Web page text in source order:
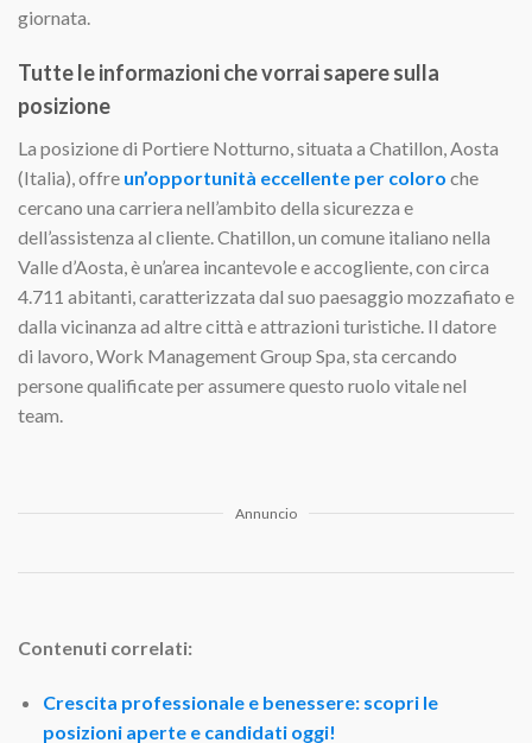
giornata.
Tutte le informazioni che vorrai sapere sulla
posizione
La posizione di Portiere Notturno, situata a Chatillon, Aosta
(Italia), offre un’opportunità eccellente per coloro che
cercano una carriera nell’ambito della sicurezza e
dell’assistenza al cliente. Chatillon, un comune italiano nella
Valle d’Aosta, è un’area incantevole e accogliente, con circa
4.711 abitanti, caratterizzata dal suo paesaggio mozzafiato e
dalla vicinanza ad altre città e attrazioni turistiche. Il datore
di lavoro, Work Management Group Spa, sta cercando
persone qualificate per assumere questo ruolo vitale nel
team.
Annuncio
Contenuti correlati:
Crescita professionale e benessere: scopri le
posizioni aperte e candidati oggi!